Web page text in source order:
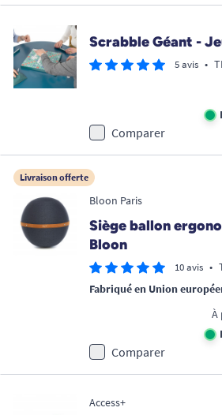
Scrabble Géant -
5 avis •
Comparer
Livraison offerte
Bloon Paris
Siège ballon
Bloon
10 avis •
Fabriqué en Union
À
Comparer
Access+